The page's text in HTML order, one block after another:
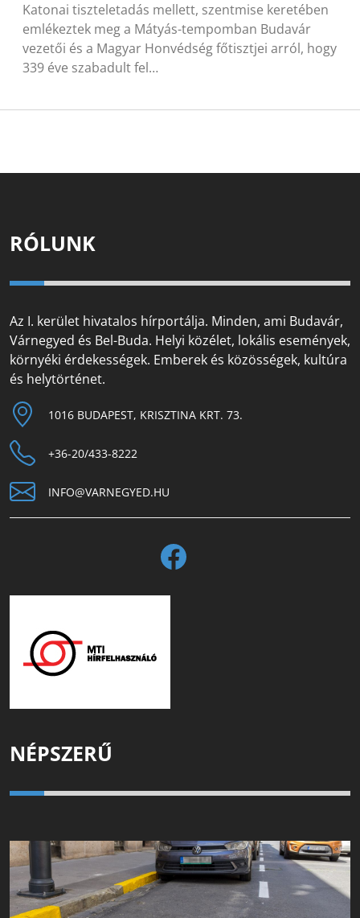
Katonai tiszteletadás mellett, szentmise keretében
emlékeztek meg a Mátyás-tempomban Budavár
vezetői és a Magyar Honvédség főtisztjei arról, hogy
339 éve szabadult fel…
RÓLUNK
Az I. kerület hivatalos hírportálja. Minden, ami Budavár,
Várnegyed és Bel-Buda. Helyi közélet, lokális események,
környéki érdekességek. Emberek és közösségek, kultúra
és helytörténet.
1016 BUDAPEST, KRISZTINA KRT. 73.
+36-20/433-8222
INFO@VARNEGYED.HU
NÉPSZERŰ